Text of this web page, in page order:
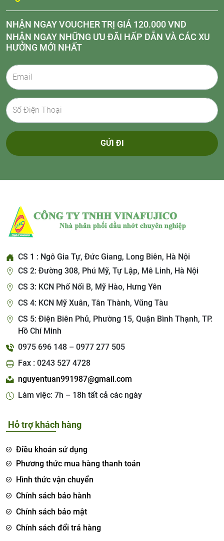
NHẬN NGAY VOUCHER TRỊ GIÁ 120.000 VND
NHẬN NGAY NHỮNG ƯU ĐÃI HẤP DẪN VÀ CÁC XU
HƯỚNG MỚI NHẤT
GỬI ĐI
CS 1 : Ngô Gia Tự, Đức Giang, Long Biên, Hà Nội
CS 2: Đường 308, Phú Mỹ, Tự Lập, Mê Linh, Hà Nội
CS 3: KCN Phố Nối B, Mỹ Hào, Hưng Yên
CS 4: KCN Mỹ Xuân, Tân Thành, Vũng Tàu
CS 5: Điện Biên Phủ, Phường 15, Quận Bình Thạnh, TP.
Hồ Chí Minh
0975 696 148 – 0977 277 505
Fax : 0243 527 4728
nguyentuan991987@gmail.com
Làm việc: 7h – 18h tất cả các ngày
Hỗ trợ khách hàng
Điều khoản sử dụng
Phương thức mua hàng thanh toán
Hình thức vận chuyển
Chính sách bảo hành
Chính sách bảo mật
Chính sách đổi trả hàng